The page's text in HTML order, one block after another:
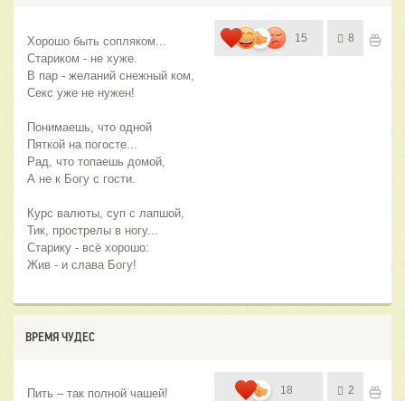
Хорошо быть сопляком...
Стариком - не хуже.
В пар - желаний снежный ком,
Секс уже не нужен!
Понимаешь, что одной
Пяткой на погосте...
Рад, что топаешь домой,
А не к Богу с гости.
Курс валюты, суп с лапшой,
Тик, прострелы в ногу...
Старику - всё хорошо:
Жив - и слава Богу!
15 8
ВРЕМЯ ЧУДЕС
Пить – так полной чашей!
18 2